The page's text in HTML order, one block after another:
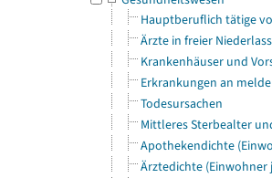
Hauptberuflich tätige
Ärzte in freier
Krankenhäuser und
Erkrankungen an
Todesursachen
Mittleres Sterbealter
Apothekendichte
Ärztedichte (Einwohner